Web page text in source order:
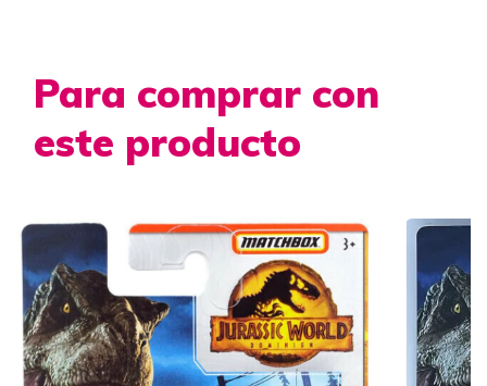
Para comprar con
este producto